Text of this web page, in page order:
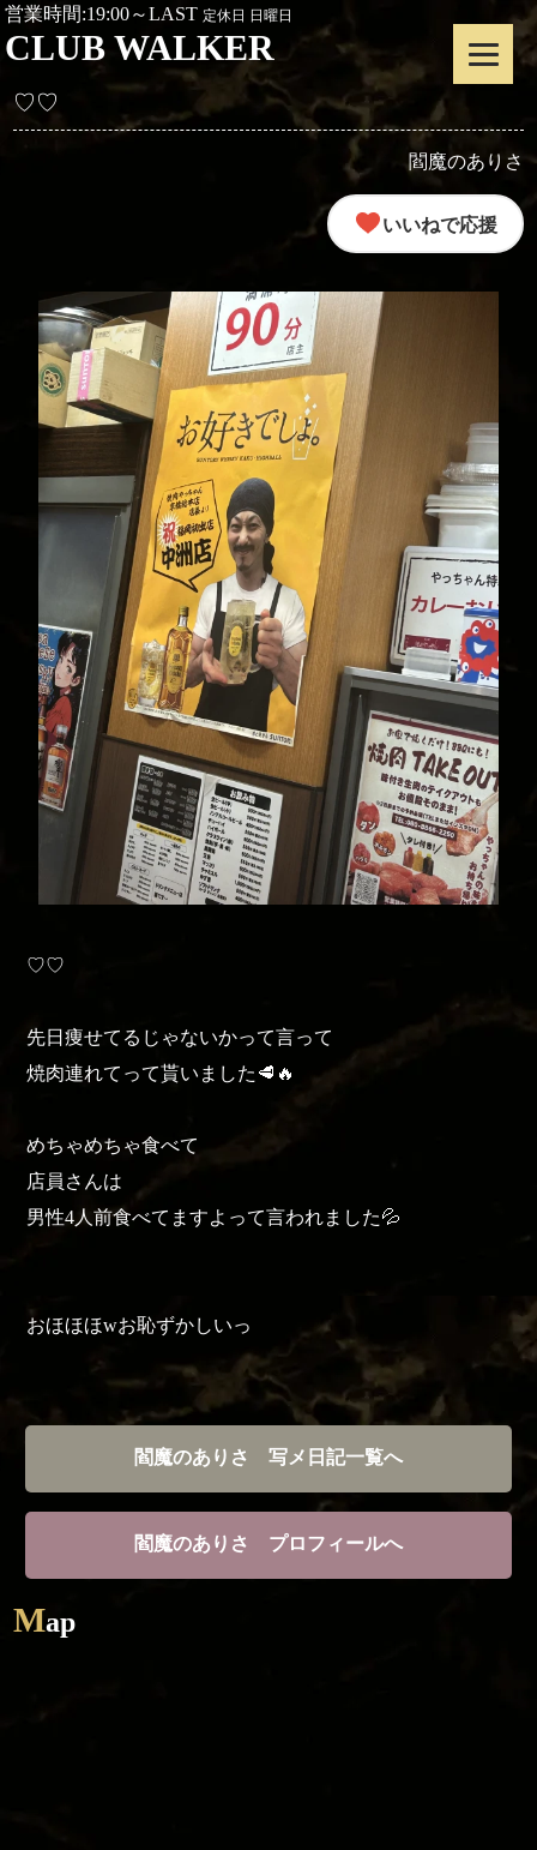
営業時間:19:00～LAST 定休日 日曜日
CLUB WALKER
♡♡
閻魔のありさ
いいねで応援
♡♡
先日痩せてるじゃないかって言って
焼肉連れてって貰いました🥩‪🔥
めちゃめちゃ食べて
店員さんは
男性4人前食べてますよって言われました💦
おほほほwお恥ずかしいっ
閻魔のありさ 写メ日記一覧へ
閻魔のありさ プロフィールへ
Map